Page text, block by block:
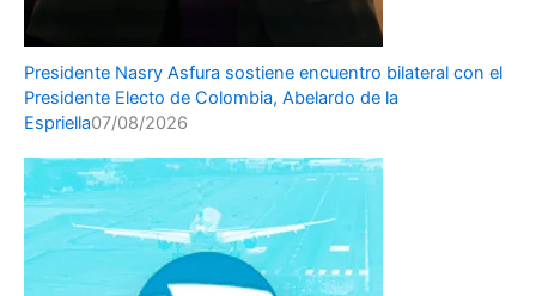
Presidente Nasry Asfura sostiene encuentro bilateral con el
Presidente Electo de Colombia, Abelardo de la
Espriella07/08/2026